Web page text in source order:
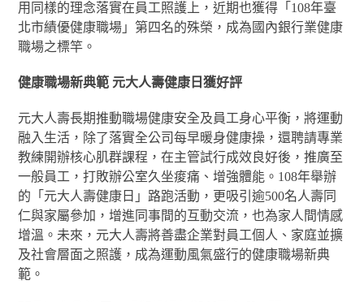
用同樣的理念落實在員工照護上，近期也獲得「108年臺
北市績優健康職場」第四名的殊榮，成為國內銀行業健康
職場之標竿。
健康職場新典範 元大人壽健康日獲好評
元大人壽長期推動職場健康安全及員工身心平衡，將運動
融入生活，除了落實全公司每早暖身健康操，還聘請專業
教練開辦核心肌群課程，在主管試行成效良好後，推廣至
一般員工，打敗辦公室久坐痠痛、增強體能。108年舉辦
的「元大人壽健康日」路跑活動，更吸引逾500名人壽同
仁與家屬參加，增進同事間的互動交流，也為家人間情感
增溫。未來，元大人壽將善盡企業對員工個人、家庭並擴
及社會層面之照護，成為運動風氣盛行的健康職場新典
範。